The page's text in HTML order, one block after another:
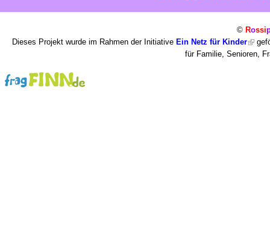
© Rossi
Dieses Projekt wurde im Rahmen der Initiative Ein Netz für Kinder
für Familie, Senioren,